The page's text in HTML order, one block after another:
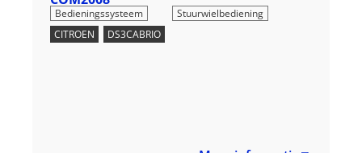
Bedieningssysteem
Stuurwielbediening
CITROEN
DS3CABRIO